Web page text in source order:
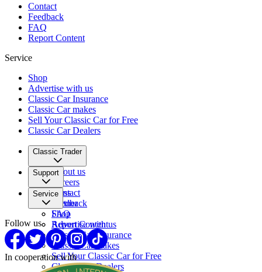
Contact
Feedback
FAQ
Report Content
Service
Shop
Advertise with us
Classic Car Insurance
Classic Car makes
Sell Your Classic Car for Free
Classic Car Dealers
Classic Trader
About us
Careers
Press
Partner
Support
Contact
Feedback
FAQ
Report Content
Service
Shop
Advertise with us
Classic Car Insurance
Classic Car makes
Sell Your Classic Car for Free
Classic Car Dealers
Follow us
In cooperation with